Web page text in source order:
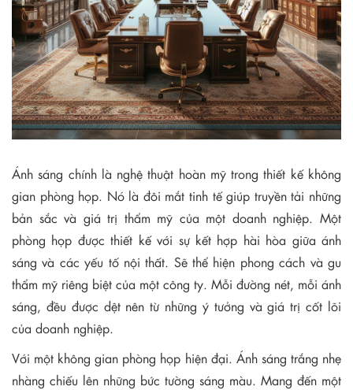
Ánh sáng chính là nghệ thuật hoàn mỹ trong thiết kế không
gian phòng họp. Nó là đôi mắt tinh tế giúp truyền tải những
bản sắc và giá trị thẩm mỹ của một doanh nghiệp. Một
phòng họp được thiết kế với sự kết hợp hài hòa giữa ánh
sáng và các yếu tố nội thất. Sẽ thể hiện phong cách và gu
thẩm mỹ riêng biệt của một công ty. Mỗi đường nét, mỗi ánh
sáng, đều được dệt nên từ những ý tưởng và giá trị cốt lõi
của doanh nghiệp.
Với một không gian phòng họp hiện đại. Ánh sáng trắng nhẹ
nhàng chiếu lên những bức tường sáng màu. Mang đến một